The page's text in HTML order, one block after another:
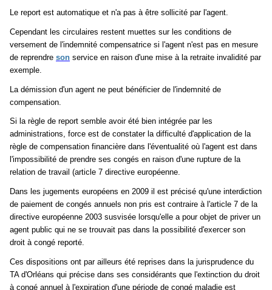
Le report est automatique et n'a pas à être sollicité par l'agent.
Cependant les circulaires restent muettes sur les conditions de
versement de l'indemnité compensatrice si l'agent n'est pas en mesure
de reprendre son service en raison d'une mise à la retraite invalidité par
exemple.
La démission d'un agent ne peut bénéficier de l'indemnité de
compensation.
Si la règle de report semble avoir été bien intégrée par les
administrations, force est de constater la difficulté d'application de la
règle de compensation financière dans l'éventualité où l'agent est dans
l'impossibilité de prendre ses congés en raison d'une rupture de la
relation de travail (article 7 directive européenne.
Dans les jugements européens en 2009 il est précisé qu'une interdiction
de paiement de congés annuels non pris est contraire à l'article 7 de la
directive européenne 2003 susvisée lorsqu'elle a pour objet de priver un
agent public qui ne se trouvait pas dans la possibilité d'exercer son
droit à congé reporté.
Ces dispositions ont par ailleurs été reprises dans la jurisprudence du
TA d'Orléans qui précise dans ses considérants que l'extinction du droit
à congé annuel à l'expiration d'une période de congé maladie est